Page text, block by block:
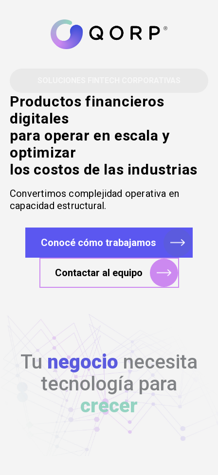
Productos financieros
digitales
para operar en escala y
optimizar
los costos de las industrias
Convertimos complejidad operativa en
capacidad estructural.
Conocé cómo trabajamos
Contactar al equipo
Tu negocio necesita
tecnología para
crecer